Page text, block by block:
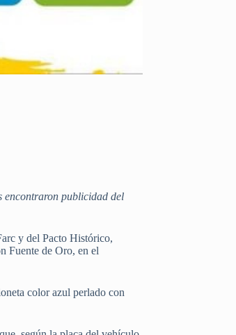
encontraron publicidad del
y del Pacto Histórico,
Fuente de Oro, en el
color azul perlado con